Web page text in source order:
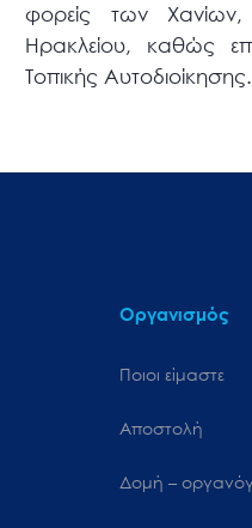
φορείς των
Ηρακλείου, καθώς
Τοπικής Αυτοδιοίκησης.
Οργανισμός
Ποιοι είμαστε
Αποστολή
Δομή –